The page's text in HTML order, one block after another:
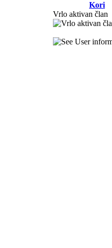
Kori
Vrlo aktivan član